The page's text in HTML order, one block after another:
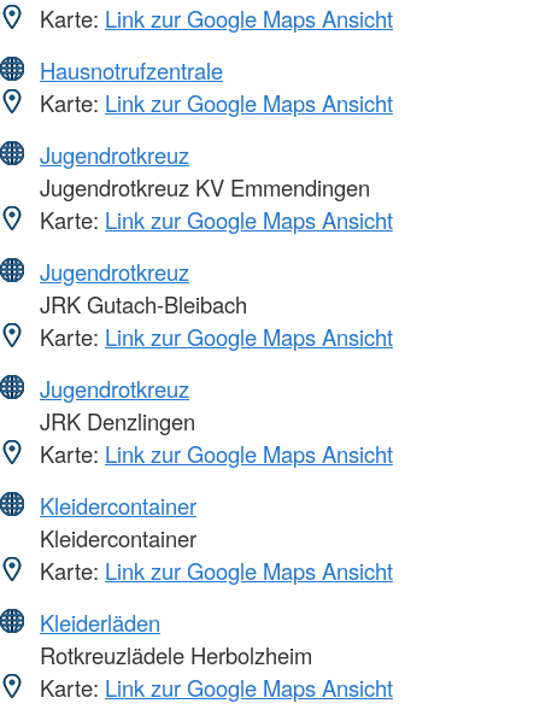
Karte: Link zur Google Maps Ansicht
Hausnotrufzentrale
Karte: Link zur Google Maps Ansicht
Jugendrotkreuz
Jugendrotkreuz KV Emmendingen
Karte: Link zur Google Maps Ansicht
Jugendrotkreuz
JRK Gutach-Bleibach
Karte: Link zur Google Maps Ansicht
Jugendrotkreuz
JRK Denzlingen
Karte: Link zur Google Maps Ansicht
Kleidercontainer
Kleidercontainer
Karte: Link zur Google Maps Ansicht
Kleiderläden
Rotkreuzlädele Herbolzheim
Karte: Link zur Google Maps Ansicht